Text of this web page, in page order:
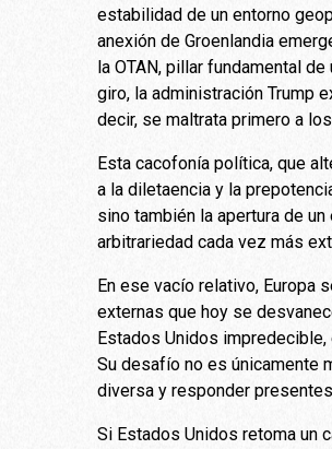
estabilidad de un entorno
anexión de Groenlandia
la OTAN, pillar fundamental
giro, la administración Trump
decir, se maltrata primero a
Esta cacofonía política, que
a la diletaencia y la
sino también la apertura de
arbitrariedad cada vez más
En ese vacío relativo, Europa
externas que hoy se
Estados Unidos
Su desafío no es únicamente
diversa y responder
Si Estados Unidos retoma un